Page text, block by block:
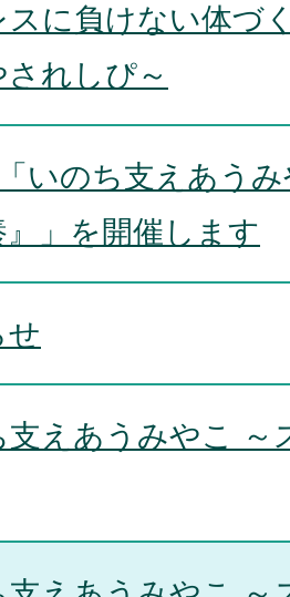
スに負けない体づ
されしぴ～
いのち支えあう
』」を開催します
せ
支えあうみやこ ～